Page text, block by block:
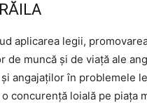
aplicarea legii,
de muncă și de viață ale
angajaților în problemele
concurență loială pe